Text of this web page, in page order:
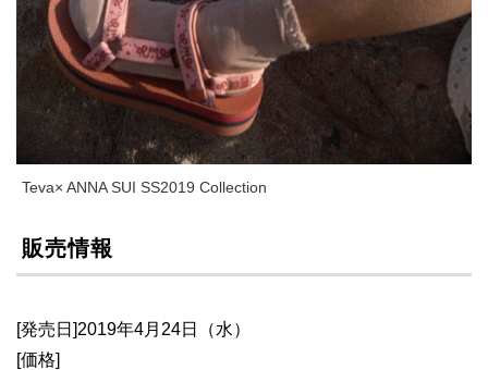
Teva× ANNA SUI SS2019 Collection
販売情報
[発売日]2019年4月24日（水）
[価格]